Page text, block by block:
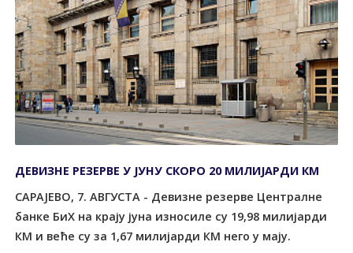
ДЕВИЗНЕ РЕЗЕРВЕ У ЈУНУ СКОРО 20 МИЛИЈАРДИ КМ
САРАЈЕВО, 7. АВГУСТА - Девизне резерве Централне
банке БиХ на крају јуна износиле су 19,98 милијарди
КМ и веће су за 1,67 милијарди КМ него у мају.